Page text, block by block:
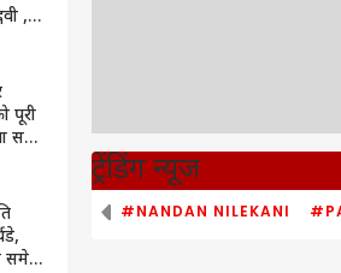
,
पूरी
सही
समेत
ट्रेंडिंग न्यूज
#NANDAN NILEKANI